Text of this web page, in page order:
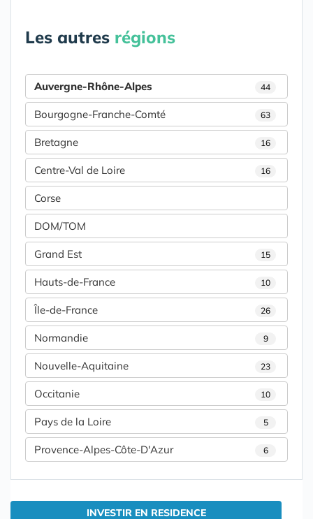
Les autres régions
Auvergne-Rhône-Alpes 44
Bourgogne-Franche-Comté 63
Bretagne 16
Centre-Val de Loire 16
Corse
DOM/TOM
Grand Est 15
Hauts-de-France 10
Île-de-France 26
Normandie 9
Nouvelle-Aquitaine 23
Occitanie 10
Pays de la Loire 5
Provence-Alpes-Côte-D'Azur 6
INVESTIR EN RESIDENCE